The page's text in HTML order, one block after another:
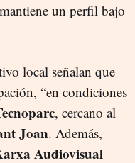
un perfil bajo
local señalan que
“en condiciones
, cercano al
Joan. Además,
Audiovisual